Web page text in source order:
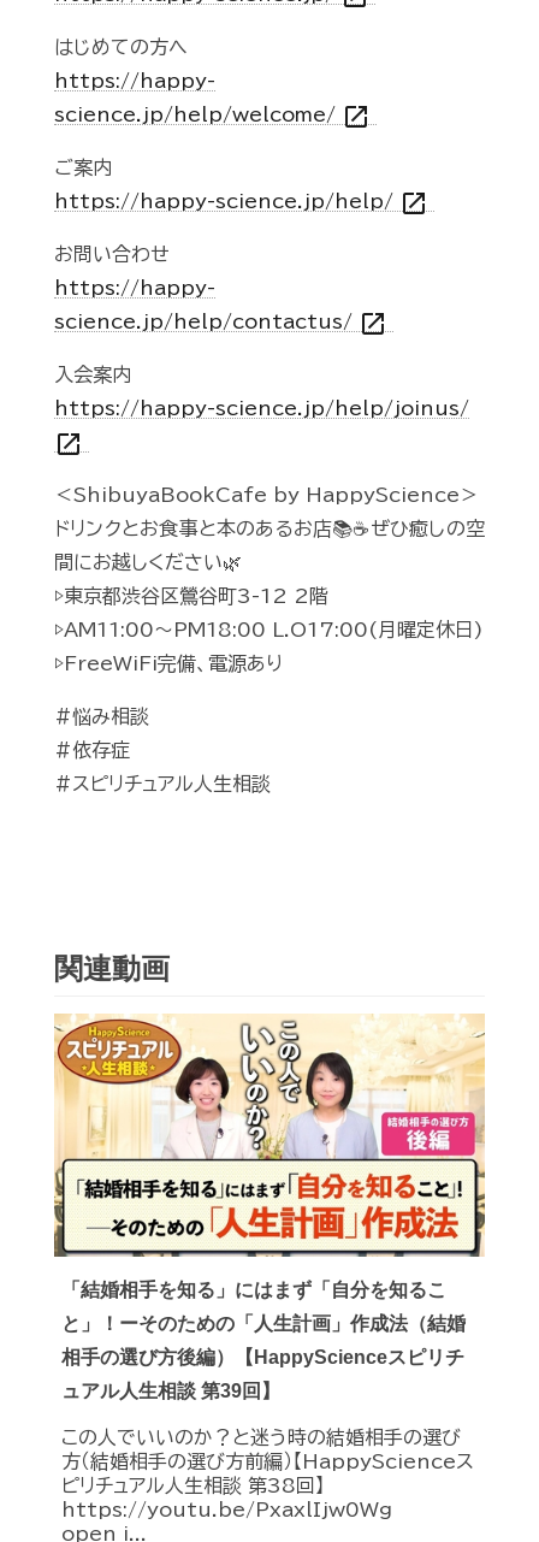
はじめての方へ
https://happy-
science.jp/help/welcome/ open_in_new
ご案内
https://happy-science.jp/help/ open_in_new
お問い合わせ
https://happy-
science.jp/help/contactus/ open_in_new
入会案内
https://happy-science.jp/help/joinus/
open_in_new
＜ShibuyaBookCafe by HappyScience＞
ドリンクとお食事と本のあるお店📚☕️ぜひ癒しの空
間にお越しください🌿
▷東京都渋谷区鶯谷町3-12 2階
▷AM11:00〜PM18:00 L.O17:00(月曜定休日)
▷FreeWiFi完備、電源あり
#悩み相談
#依存症
#スピリチュアル人生相談
関連動画
「結婚相手を知る」にはまず「自分を知るこ
と」！ーそのための「人生計画」作成法（結婚
相手の選び方後編）【HappyScienceスピリチ
ュアル人生相談 第39回】
この人でいいのか？と迷う時の結婚相手の選び
方（結婚相手の選び方前編）【HappyScienceス
ピリチュアル人生相談 第38回】
https://youtu.be/PxaxlIjw0Wg
open_i...